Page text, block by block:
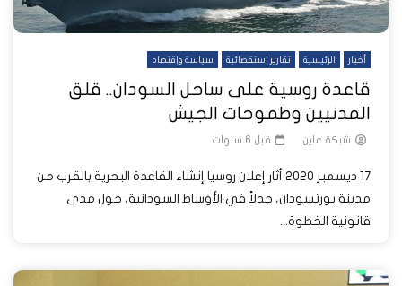
أخبار الرئيسية تقارير إستقصائية سياسة وإقتصاد
قاعدة روسية على ساحل السودان.. قلق
المدنيين وطموحات الجيش
شبكة عاين قبل 6 سنوات
17 ديسمبر 2020 أثار إعلان روسيا إنشاء القاعدة البحرية بالقرب من
مدينة بورتسودان، جدلاً في الأوساط السودانية، حول مدى
قانونية الخطوة...